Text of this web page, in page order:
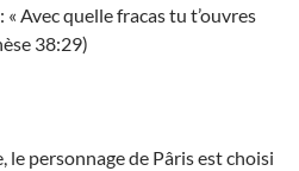
« Avec quelle fracas tu t’ouvres
38:29)
le personnage de Pâris est choisi